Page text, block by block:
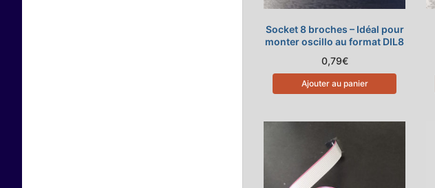
Socket 8 broches – Idéal pour
monter oscillo au format DIL8
0,79€
Ajouter au panier